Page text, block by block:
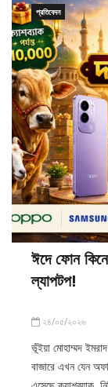
প্রতিবেদন
ঈদে ফোন
ল্যাপটপ!
২৪/০৫/২০২৬
ভূঁইয়া মোহাম্মদ
বাজারে এখন যেন